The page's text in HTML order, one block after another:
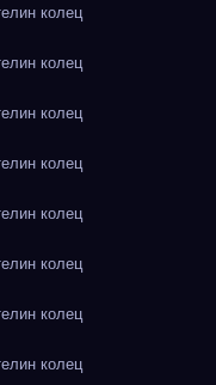
колец
колец
колец
колец
колец
колец
колец
колец